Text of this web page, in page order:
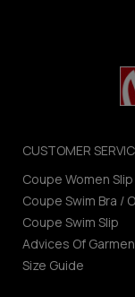
CUSTOMER
Coupe Women Slip
Coupe Swim Bra /
Coupe Swim Slip
Advices Of
Size Guide